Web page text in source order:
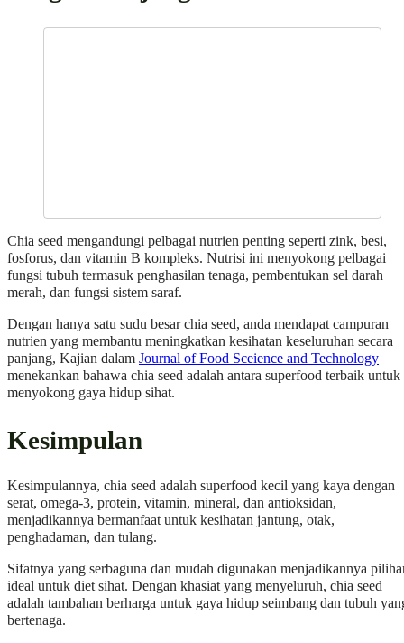
Chia seed mengandungi pelbagai nutrien penting seperti zink, besi,
fosforus, dan vitamin B kompleks. Nutrisi ini menyokong pelbagai
fungsi tubuh termasuk penghasilan tenaga, pembentukan sel darah
merah, dan fungsi sistem saraf.
Dengan hanya satu sudu besar chia seed, anda mendapat campuran
nutrien yang membantu meningkatkan kesihatan keseluruhan secara
panjang, Kajian dalam Journal of Food Sceience and Technology
menekankan bahawa chia seed adalah antara superfood terbaik untuk
menyokong gaya hidup sihat.
Kesimpulan
Kesimpulannya, chia seed adalah superfood kecil yang kaya dengan
serat, omega-3, protein, vitamin, mineral, dan antioksidan,
menjadikannya bermanfaat untuk kesihatan jantung, otak,
penghadaman, dan tulang.
Sifatnya yang serbaguna dan mudah digunakan menjadikannya
ideal untuk diet sihat. Dengan khasiat yang menyeluruh, chia seed
adalah tambahan berharga untuk gaya hidup seimbang dan tubuh
bertenaga.